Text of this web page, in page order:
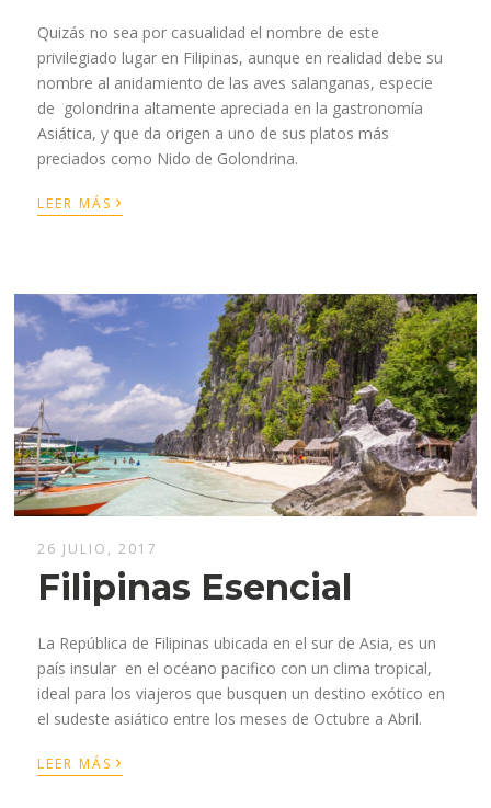
Quizás no sea por casualidad el nombre de este
privilegiado lugar en Filipinas, aunque en realidad debe su
nombre al anidamiento de las aves salanganas, especie
de golondrina altamente apreciada en la gastronomía
Asiática, y que da origen a uno de sus platos más
preciados como Nido de Golondrina.
LEER MÁS ›
26 JULIO, 2017
Filipinas Esencial
La República de Filipinas ubicada en el sur de Asia, es un
país insular en el océano pacifico con un clima tropical,
ideal para los viajeros que busquen un destino exótico en
el sudeste asiático entre los meses de Octubre a Abril.
LEER MÁS ›